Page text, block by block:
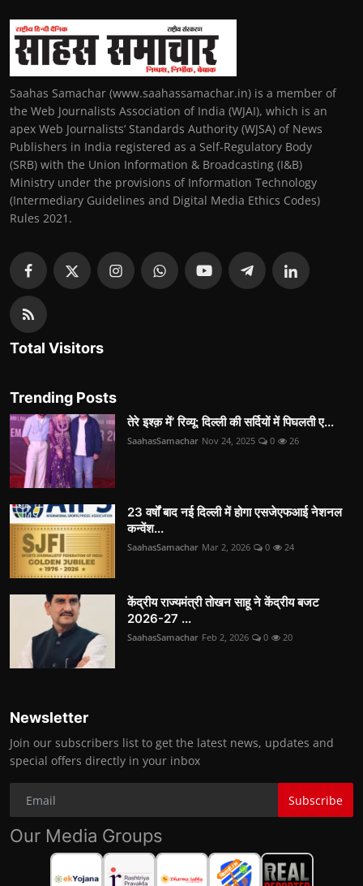
Saahas Samachar (www.saahassamachar.in) is a member of
the Web Journalists Association of India (WJAI), which is an
apex Web Journalists’ Standards Authority (WJSA) of News
Publishers in India registered as a Self-Regulatory Body
(SRB) with the Union Information & Broadcasting (I&B)
Ministry under the provisions of Information Technology
(Intermediary Guidelines and Digital Media Ethics Codes)
Rules 2021.
Total Visitors
Trending Posts
तेरे इश्क़ में’ रिव्यू: दिल्ली की सर्दियों में पिघलती ए...
SaahasSamachar Nov 24, 2025 0 26
23 वर्षों बाद नई दिल्ली में होगा एसजेएफआई नेशनल
कन्वेंश...
SaahasSamachar Mar 2, 2026 0 24
केंद्रीय राज्यमंत्री तोखन साहू ने केंद्रीय बजट
2026-27 ...
SaahasSamachar Feb 2, 2026 0 20
Newsletter
Join our subscribers list to get the latest news, updates and
special offers directly in your inbox
Subscribe
Our Media Groups